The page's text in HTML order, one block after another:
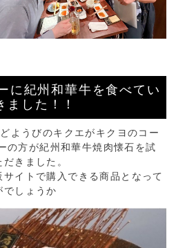
に紀州和華牛を食べてい
ました！！
ようびのキクエがキクヨのコー
の方が紀州和華牛焼肉懐石を試
きました。
イトで購入できる商品となって
でしょうか